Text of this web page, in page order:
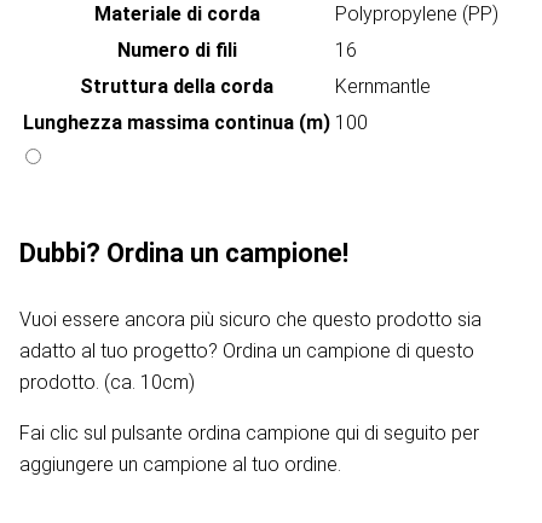
Materiale di corda
Polypropylene (PP)
Numero di fili
16
Struttura della corda
Kernmantle
Lunghezza massima continua (m) 100
Dubbi? Ordina un campione!
Vuoi essere ancora più sicuro che questo prodotto sia
adatto al tuo progetto? Ordina un campione di questo
prodotto. (ca. 10cm)
Fai clic sul pulsante ordina campione qui di seguito per
aggiungere un campione al tuo ordine.